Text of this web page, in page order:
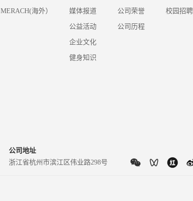
MERACH(海外） 媒体报道
公益活动
企业文化
健身知识
公司荣誉
公司历程
校园招聘
公司地址
浙江省杭州市滨江区伟业路298号